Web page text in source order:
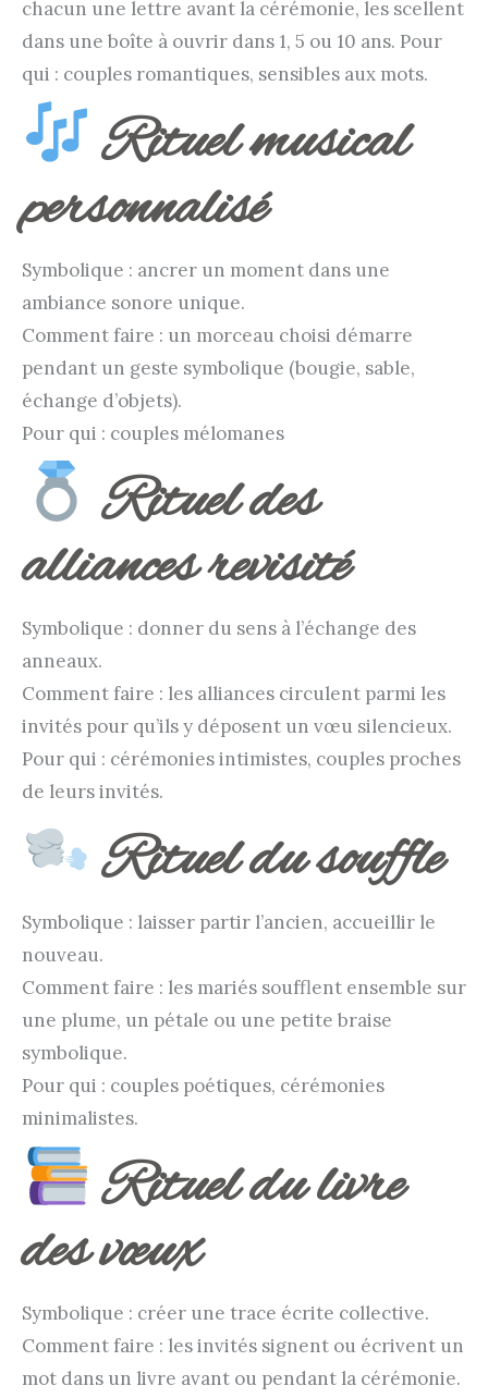
chacun une lettre avant la cérémonie, les scellent
dans une boîte à ouvrir dans 1, 5 ou 10 ans. Pour
qui : couples romantiques, sensibles aux mots.
Rituel musical
personnalisé
Symbolique : ancrer un moment dans une
ambiance sonore unique.
Comment faire : un morceau choisi démarre
pendant un geste symbolique (bougie, sable,
échange d’objets).
Pour qui : couples mélomanes
Rituel des
alliances revisité
Symbolique : donner du sens à l’échange des
anneaux.
Comment faire : les alliances circulent parmi les
invités pour qu’ils y déposent un vœu silencieux.
Pour qui : cérémonies intimistes, couples proches
de leurs invités.
Rituel du souffle
Symbolique : laisser partir l’ancien, accueillir le
nouveau.
Comment faire : les mariés soufflent ensemble sur
une plume, un pétale ou une petite braise
symbolique.
Pour qui : couples poétiques, cérémonies
minimalistes.
Rituel du livre
des vœux
Symbolique : créer une trace écrite collective.
Comment faire : les invités signent ou écrivent un
mot dans un livre avant ou pendant la cérémonie.